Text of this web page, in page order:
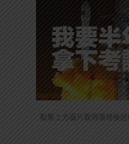
點擊上方圖片取得落榜後逆